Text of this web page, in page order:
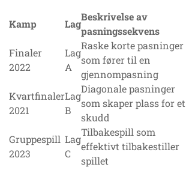
Kamp Lag
Beskrivelse av
pasningssekvens
Finaler
2022
Lag
A
Raske korte pasninger
som fører til en
gjennompasning
Kvartfinaler
2021
Lag
B
Diagonale pasninger
som skaper plass for et
skudd
Gruppespill
2023
Lag
C
Tilbakespill som
effektivt tilbakestiller
spillet